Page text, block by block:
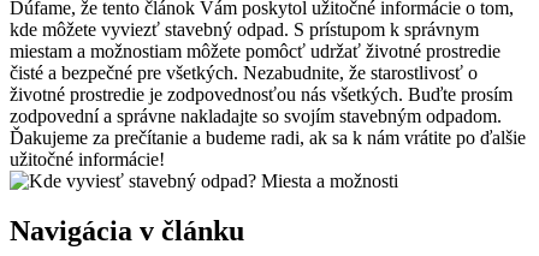
Dúfame, že tento článok Vám poskytol užitočné informácie o tom,
kde môžete vyviezť stavebný odpad. S prístupom k správnym
miestam a možnostiam môžete pomôcť udržať životné prostredie
čisté a bezpečné pre všetkých. Nezabudnite, že starostlivosť o
životné prostredie je zodpovednosťou nás všetkých. Buďte prosím
zodpovední a správne nakladajte so svojím stavebným odpadom.
Ďakujeme za prečítanie a budeme radi, ak sa k nám vrátite po ďalšie
užitočné informácie!
Navigácia v článku